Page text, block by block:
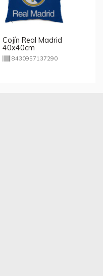
Cojín Real Madrid
40x40cm
8430957137290